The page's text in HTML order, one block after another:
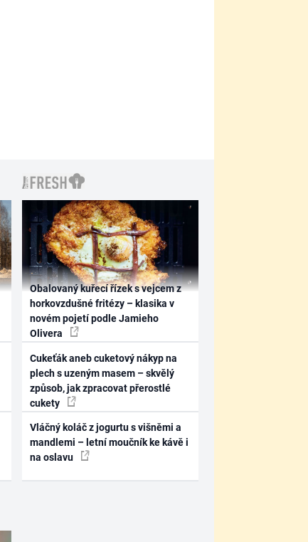
Obalovaný kuřecí řízek s vejcem z
horkovzdušné fritézy – klasika v
novém pojetí podle Jamieho
Olivera
Cukeťák aneb cuketový nákyp na
plech s uzeným masem – skvělý
způsob, jak zpracovat přerostlé
cukety
Vláčný koláč z jogurtu s višněmi a
mandlemi – letní moučník ke kávě i
na oslavu